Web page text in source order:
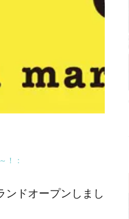
！：
ンドオープンしまし